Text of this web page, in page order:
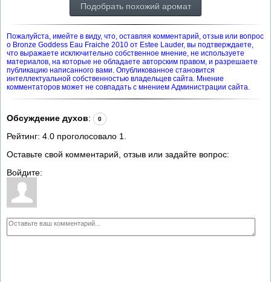
Подобрать похожий аромат
Пожалуйста, имейте в виду, что, оставляя комментарий, отзыв или вопрос
о Bronze Goddess Eau Fraiche 2010 от Estee Lauder, вы подтверждаете,
что выражаете исключительно собственное мнение, не используете
материалов, на которые не обладаете авторским правом, и разрешаете
публикацию написанного вами. Опубликованное становится
интеллектуальной собственностью владельцев сайта. Мнение
комментаторов может не совпадать с мнением Администрации сайта.
Обсуждение духов: 0
Рейтинг: 4.0 проголосовало 1
Оставьте свой комментарий, отзыв или задайте вопрос:
Войдите: